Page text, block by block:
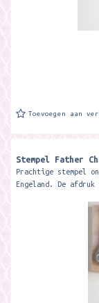
Toevoegen aan
Stempel Father
Prachtige stempel
Engeland. De